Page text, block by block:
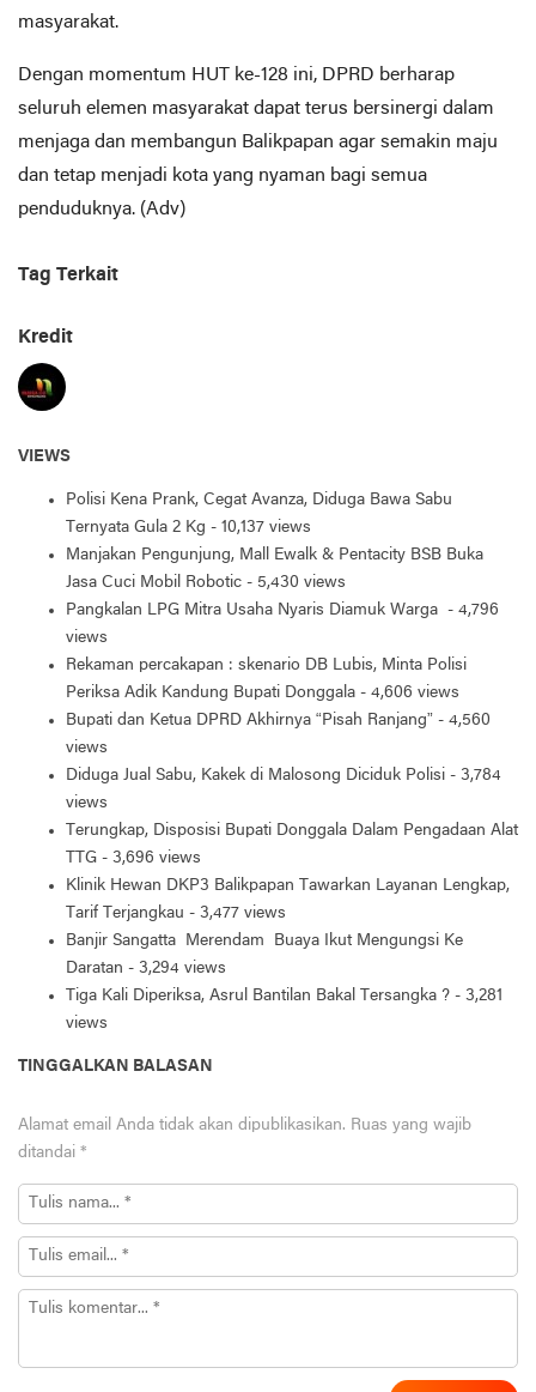
masyarakat.
Dengan momentum HUT ke-128 ini, DPRD berharap
seluruh elemen masyarakat dapat terus bersinergi dalam
menjaga dan membangun Balikpapan agar semakin maju
dan tetap menjadi kota yang nyaman bagi semua
penduduknya. (Adv)
Tag Terkait
Kredit
VIEWS
Polisi Kena Prank, Cegat Avanza, Diduga Bawa Sabu
Ternyata Gula 2 Kg - 10,137 views
Manjakan Pengunjung, Mall Ewalk & Pentacity BSB Buka
Jasa Cuci Mobil Robotic - 5,430 views
Pangkalan LPG Mitra Usaha Nyaris Diamuk Warga - 4,796
views
Rekaman percakapan : skenario DB Lubis, Minta Polisi
Periksa Adik Kandung Bupati Donggala - 4,606 views
Bupati dan Ketua DPRD Akhirnya “Pisah Ranjang” - 4,560
views
Diduga Jual Sabu, Kakek di Malosong Diciduk Polisi - 3,784
views
Terungkap, Disposisi Bupati Donggala Dalam Pengadaan Alat
TTG - 3,696 views
Klinik Hewan DKP3 Balikpapan Tawarkan Layanan Lengkap,
Tarif Terjangkau - 3,477 views
Banjir Sangatta Merendam Buaya Ikut Mengungsi Ke
Daratan - 3,294 views
Tiga Kali Diperiksa, Asrul Bantilan Bakal Tersangka ? - 3,281
views
TINGGALKAN BALASAN
Alamat email Anda tidak akan dipublikasikan. Ruas yang wajib
ditandai *